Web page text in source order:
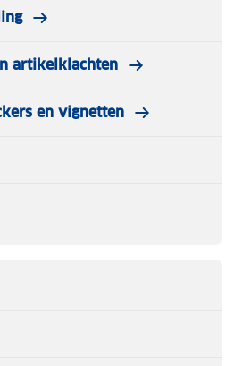
artikelklachten
en vignetten